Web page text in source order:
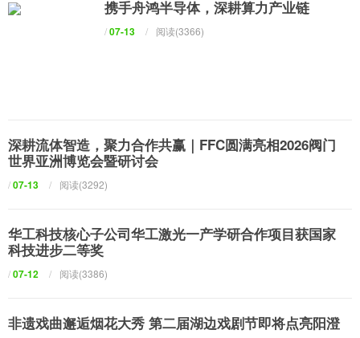
携手舟鸿半导体，深耕算力产业链
/07-13 / 阅读(3366)
深耕流体智造，聚力合作共赢｜FFC圆满亮相2026阀门
世界亚洲博览会暨研讨会
/07-13 / 阅读(3292)
华工科技核心子公司华工激光一产学研合作项目获国家
科技进步二等奖
/07-12 / 阅读(3386)
非遗戏曲邂逅烟花大秀 第二届湖边戏剧节即将点亮阳澄